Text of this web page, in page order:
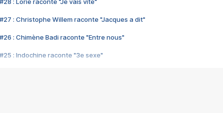
#27 : Christophe Willem raconte "Jacques a dit"
#26 : Chimène Badi raconte "Entre nous"
#25 : Indochine raconte "3e sexe"